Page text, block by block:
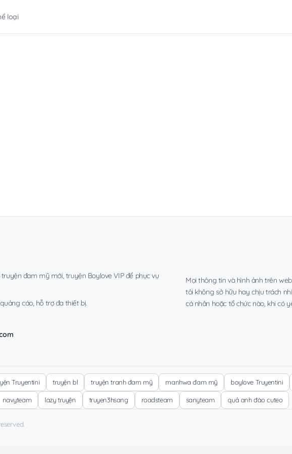
loại
đam mỹ mới, truyện Boylove VIP để phục vụ
cáo, hỗ trợ đa thiết bị.
Mọi thông tin và hình ảnh trên
tôi không sở hữu hay chịu trách
cá nhân hoặc tổ chức nào, khi có
Truyentini truyện bl truyện tranh đam mỹ manhwa đam mỹ boylove Truyentini
navyteam lazy truyện truyen3hsang roadsteam sanyteam quả anh đào cuteo